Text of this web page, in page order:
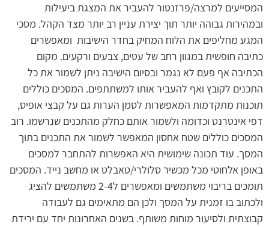
המסייעים למרצה/פרזנטור להעביר את המצגת ביעילות
ובמהירות גבוהה יותר תוך יצירת עניין רב יותר מצד הקהל. מסכי
המגע מחליפים את הלוח המחיק בחדר הישיבות ומאפשרים
כתיבה חופשית במגוון רחב של עטים, צבעים ורקעים. מקום
הכתיבה אף פעם לא נגמר ובסיום הישיבה ניתן לשמור את כל
התכנים לקובץ ואף להעביר אותו למשתתפים. המסכים כוללים
תוכנות מתקדמות המאפשרות לסמן הערות גם על קבצי אופיס,
דפי אינטרנט וכדומה ולשמור אותם כחלק מהתכנים שנרשמו. רוב
המסכים כוללים שטח אחסון המאפשר לשמור את התכנים בתוך
המסך. עוד תכונה שימושית היא האפשרות להתחבר למסכים
באופן אלחוטי מכל מכשיר סלולרי/טאבלט או מחשב נייד. המסכים
תומכים בריבוי משתמשים ומאפשרים ל2-4 משתמשים להציג
ולכתוב בו זמנית על המסך ולכן הם מתאימים גם לעבודה
קבוצתית ולסיעור מוחות משותף. בשנים האחרונות יחד עם ירידת